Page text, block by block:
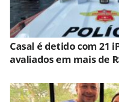
Casal é detido com 21
avaliados em mais de
Campinas